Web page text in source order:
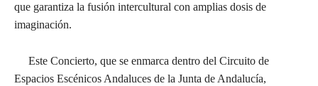
que garantiza la fusión intercultural con amplias dosis de
imaginación.
Este Concierto, que se enmarca dentro del Circuito de
Espacios Escénicos Andaluces de la Junta de Andalucía,